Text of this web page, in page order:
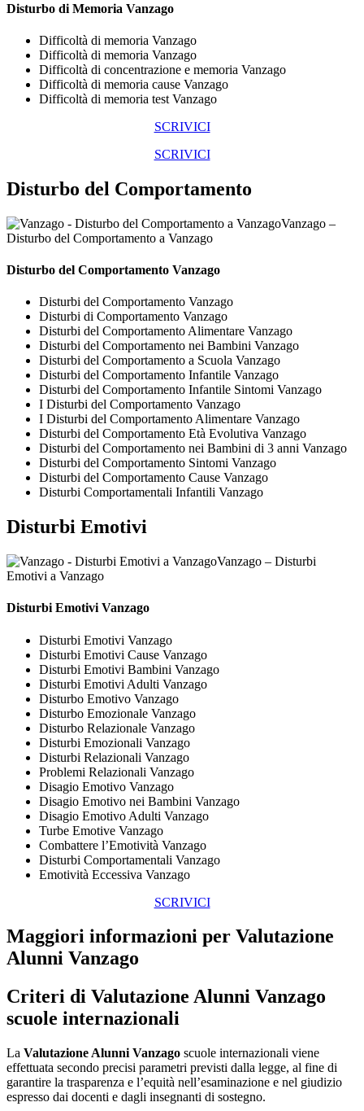
Disturbo di Memoria Vanzago
Difficoltà di memoria Vanzago
Difficoltà di memoria Vanzago
Difficoltà di concentrazione e memoria Vanzago
Difficoltà di memoria cause Vanzago
Difficoltà di memoria test Vanzago
SCRIVICI
SCRIVICI
Disturbo del Comportamento
Vanzago –
Disturbo del Comportamento a Vanzago
Disturbo del Comportamento Vanzago
Disturbi del Comportamento Vanzago
Disturbi di Comportamento Vanzago
Disturbi del Comportamento Alimentare Vanzago
Disturbi del Comportamento nei Bambini Vanzago
Disturbi del Comportamento a Scuola Vanzago
Disturbi del Comportamento Infantile Vanzago
Disturbi del Comportamento Infantile Sintomi Vanzago
I Disturbi del Comportamento Vanzago
I Disturbi del Comportamento Alimentare Vanzago
Disturbi del Comportamento Età Evolutiva Vanzago
Disturbi del Comportamento nei Bambini di 3 anni Vanzago
Disturbi del Comportamento Sintomi Vanzago
Disturbi del Comportamento Cause Vanzago
Disturbi Comportamentali Infantili Vanzago
Disturbi Emotivi
Vanzago – Disturbi
Emotivi a Vanzago
Disturbi Emotivi Vanzago
Disturbi Emotivi Vanzago
Disturbi Emotivi Cause Vanzago
Disturbi Emotivi Bambini Vanzago
Disturbi Emotivi Adulti Vanzago
Disturbo Emotivo Vanzago
Disturbo Emozionale Vanzago
Disturbo Relazionale Vanzago
Disturbi Emozionali Vanzago
Disturbi Relazionali Vanzago
Problemi Relazionali Vanzago
Disagio Emotivo Vanzago
Disagio Emotivo nei Bambini Vanzago
Disagio Emotivo Adulti Vanzago
Turbe Emotive Vanzago
Combattere l’Emotività Vanzago
Disturbi Comportamentali Vanzago
Emotività Eccessiva Vanzago
SCRIVICI
Maggiori informazioni per Valutazione
Alunni Vanzago
Criteri di Valutazione Alunni Vanzago
scuole internazionali
La Valutazione Alunni Vanzago scuole internazionali viene
effettuata secondo precisi parametri previsti dalla legge, al fine di
garantire la trasparenza e l’equità nell’esaminazione e nel giudizio
espresso dai docenti e dagli insegnanti di sostegno.